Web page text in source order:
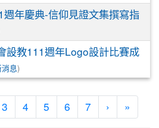
週年慶典-信仰見證文集撰寫指
設教111週年Logo設計比賽成
息)
3 4 5 6 7 › »